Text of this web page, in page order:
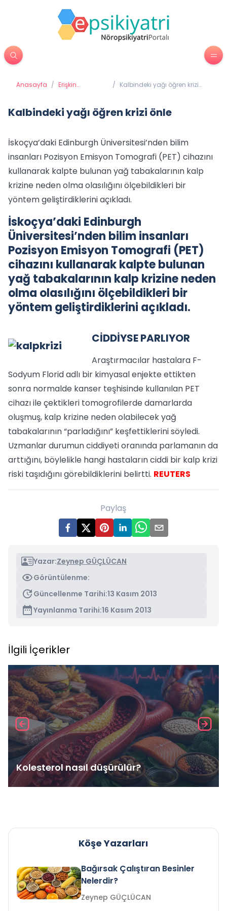
Anasayfa / Erişkin
/ Kalbindeki yağı öğren krizi
Kalbindeki yağı öğren krizi önle
İskoçya’daki Edinburgh Üniversitesi’nden bilim
insanları Pozisyon Emisyon Tomografi (PET) cihazını
kullanarak kalpte bulunan yağ tabakalarının kalp
krizine neden olma olasılığını ölçebildikleri bir
yöntem geliştirdiklerini açıkladı.
İskoçya’daki Edinburgh
Üniversitesi’nden bilim insanları
Pozisyon Emisyon Tomografi (PET)
cihazını kullanarak kalpte bulunan
yağ tabakalarının kalp krizine neden
olma olasılığını ölçebildikleri bir
yöntem geliştirdiklerini açıkladı.
CİDDİYSE PARLIYOR
Araştırmacılar hastalara F-
Sodyum Florid adlı bir kimyasal enjekte ettikten
sonra normalde kanser teşhisinde kullanılan PET
cihazı ile çektikleri tomogrofilerde damarlarda
oluşmuş, kalp krizine neden olabilecek yağ
tabakalarının “parladığını” keşfettiklerini söyledi.
Uzmanlar durumun ciddiyeti oranında parlamanın da
arttığını, böylelikle hangi hastaların ciddi bir kalp krizi
riski taşıdığını görebildiklerini belirtti. REUTERS
Paylaş
Yazar:Zeynep GÜÇLÜCAN
Görüntülenme:
Güncellenme Tarihi:13 Kasım 2013
Yayınlanma Tarihi:16 Kasım 2013
İlgili İçerikler
Kolesterol nasıl düşürülür?
Köşe Yazarları
Bağırsak Çalıştıran Besinler
Nelerdir?
Zeynep GÜÇLÜCAN